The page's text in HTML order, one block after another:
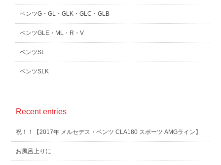
ベンツG・GL・GLK・GLC・GLB
ベンツGLE・ML・R・V
ベンツSL
ベンツSLK
Recent entries
祝！！【2017年 メルセデス・ベンツ CLA180 スポーツ AMGライン】
お風呂上りに